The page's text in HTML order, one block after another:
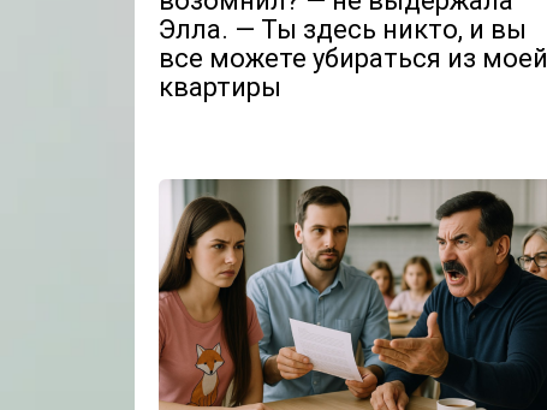
Элла. — Ты здесь никто, и вы
все можете убираться из моей
квартиры